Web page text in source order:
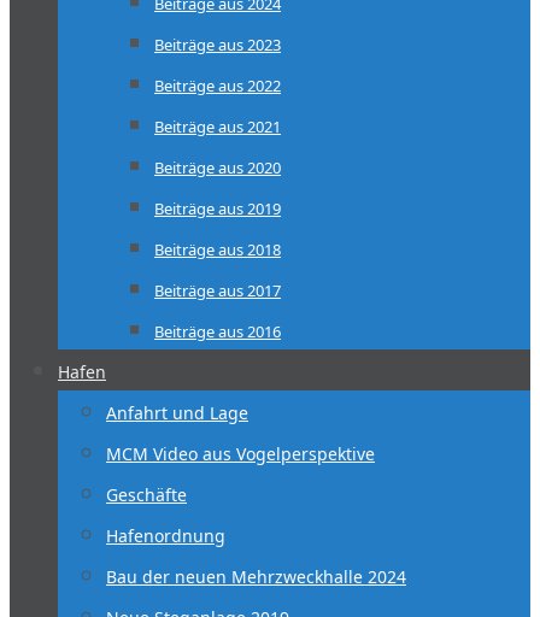
Beiträge aus 2023
Beiträge aus 2022
Beiträge aus 2021
Beiträge aus 2020
Beiträge aus 2019
Beiträge aus 2018
Beiträge aus 2017
Beiträge aus 2016
Hafen
Anfahrt und Lage
MCM Video aus Vogelperspektive
Geschäfte
Hafenordnung
Bau der neuen Mehrzweckhalle 2024